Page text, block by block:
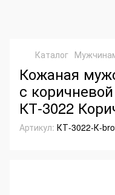
Каталог
Кожаная
с
КТ-3022
Артикул: КТ-3022-К-